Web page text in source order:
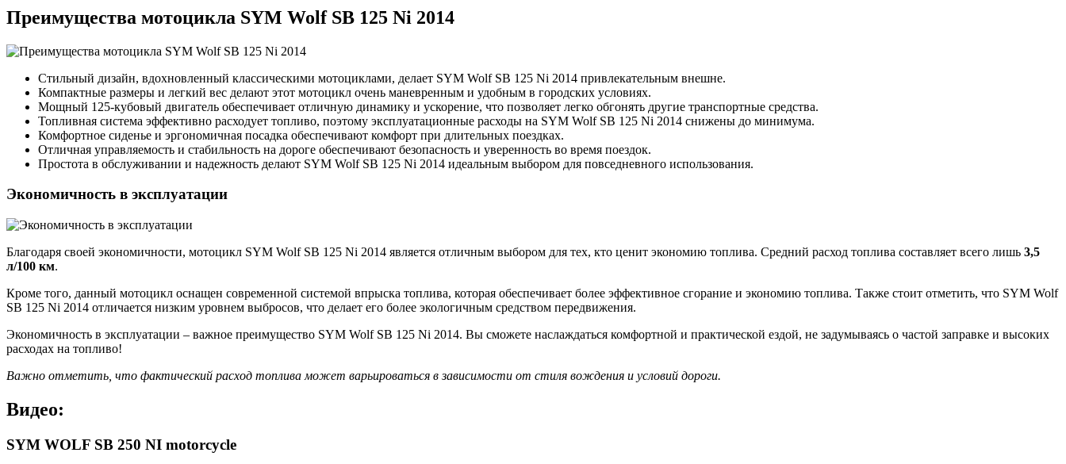
Преимущества мотоцикла SYM Wolf SB 125 Ni 2014
Стильный дизайн, вдохновленный классическими мотоциклами, делает SYM Wolf SB 125 Ni 2014 привлекательным внешне.
Компактные размеры и легкий вес делают этот мотоцикл очень маневренным и удобным в городских условиях.
Мощный 125-кубовый двигатель обеспечивает отличную динамику и ускорение, что позволяет легко обгонять другие транспортные средства.
Топливная система эффективно расходует топливо, поэтому эксплуатационные расходы на SYM Wolf SB 125 Ni 2014 снижены до минимума.
Комфортное сиденье и эргономичная посадка обеспечивают комфорт при длительных поездках.
Отличная управляемость и стабильность на дороге обеспечивают безопасность и уверенность во время поездок.
Простота в обслуживании и надежность делают SYM Wolf SB 125 Ni 2014 идеальным выбором для повседневного использования.
Экономичность в эксплуатации
Благодаря своей экономичности, мотоцикл SYM Wolf SB 125 Ni 2014 является отличным выбором для тех, кто ценит экономию топлива. Средний расход топлива составляет всего лишь 3,5
л/100 км.
Кроме того, данный мотоцикл оснащен современной системой впрыска топлива, которая обеспечивает более эффективное сгорание и экономию топлива. Также стоит отметить, что SYM Wolf
SB 125 Ni 2014 отличается низким уровнем выбросов, что делает его более экологичным средством передвижения.
Экономичность в эксплуатации – важное преимущество SYM Wolf SB 125 Ni 2014. Вы сможете наслаждаться комфортной и практической ездой, не задумываясь о частой заправке и высоких
расходах на топливо!
Важно отметить, что фактический расход топлива может варьироваться в зависимости от стиля вождения и условий дороги.
Видео:
SYM WOLF SB 250 NI motorcycle